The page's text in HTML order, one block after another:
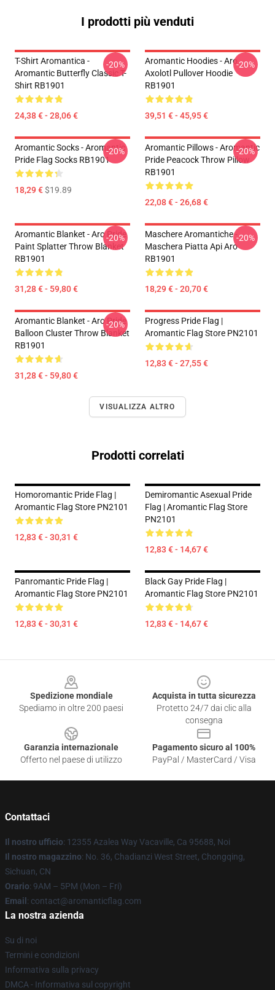
I prodotti più venduti
T-Shirt Aromantica -
Aromantic Butterfly Classic T-
Shirt RB1901
24,38 € - 28,06 €
-20%
Aromantic Hoodies - Aro
Axolotl Pullover Hoodie
RB1901
39,51 € - 45,95 €
-20%
Aromantic Socks - Aromantic
Pride Flag Socks RB1901
18,29 €$19.89
-20%
Aromantic Pillows - Aromantic
Pride Peacock Throw Pillow
RB1901
22,08 € - 26,68 €
-20%
Aromantic Blanket - Aro Pride
Paint Splatter Throw Blanket
RB1901
31,28 € - 59,80 €
-20%
Maschere Aromantiche -
Maschera Piatta Api Aro
RB1901
18,29 € - 20,70 €
-20%
Aromantic Blanket - Aro Pride
Balloon Cluster Throw Blanket
RB1901
31,28 € - 59,80 €
-20%
Progress Pride Flag |
Aromantic Flag Store PN2101
12,83 € - 27,55 €
VISUALIZZA ALTRO
Prodotti correlati
Homoromantic Pride Flag |
Aromantic Flag Store PN2101
12,83 € - 30,31 €
Demiromantic Asexual Pride
Flag | Aromantic Flag Store
PN2101
12,83 € - 14,67 €
Panromantic Pride Flag |
Aromantic Flag Store PN2101
12,83 € - 30,31 €
Black Gay Pride Flag |
Aromantic Flag Store PN2101
12,83 € - 14,67 €
Spedizione mondiale
Spediamo in oltre 200 paesi
Acquista in tutta sicurezza
Protetto 24/7 dai clic alla
consegna
Garanzia internazionale
Offerto nel paese di utilizzo
Pagamento sicuro al 100%
PayPal / MasterCard / Visa
Contattaci
Il nostro ufficio: 12355 Azalea Way Vacaville, Ca 95688, Noi
Il nostro magazzino: No. 36, Chadianzi West Street, Chongqing,
Sichuan, CN
Orario: 9AM – 5PM (Mon – Fri)
Email : contact@aromanticflag.com
La nostra azienda
Su di noi
Termini e condizioni
Informativa sulla privacy
DMCA - Informativa sul copyright